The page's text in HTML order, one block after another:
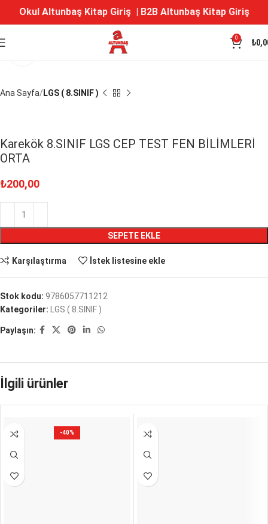
Okul Altunbaş Kitap Giriş| B2B Altunbaş Kitap Giriş
0 ₺
Büyütmek için tıklayın
Ana Sayfa LGS ( 8.SINIF )
Karekök 8.SINIF LGS CEP TEST FEN BİLİMLERİ
ORTA
₺200,00
SEPETE EKLE
Karşılaştırma İstek listesine ekle
Stok kodu: 9786057711212
Kategoriler:
LGS ( 8.SINIF )
Paylaşın:
İlgili ürünler
-40%